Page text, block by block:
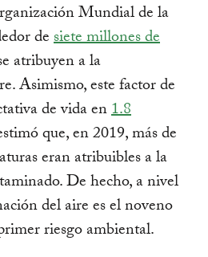
Mundial de la
desiete millones de
atribuyen a la
Asimismo, este factor de
de vida en1.8
que, en 2019, más de
eran atribuibles a la
De hecho, a nivel
del aire es el noveno
riesgo ambiental.